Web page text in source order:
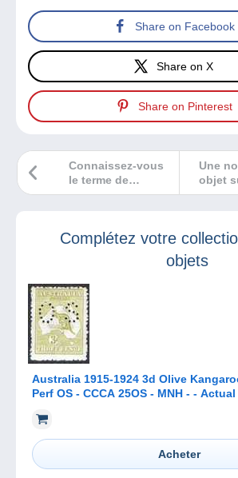
Share on Facebook
Share on X
Share on Pinterest
Une
objet
Connaissez-vous
le terme de
« pétard »
Complétez votre
objets
Australia 1915-1924 3d Olive Kangaroo 3rd Watermark
Perf OS - CCCA 25OS - MNH - -
Acheter